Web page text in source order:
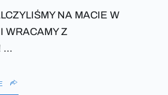
NA MACIE W
WRACAMY Z